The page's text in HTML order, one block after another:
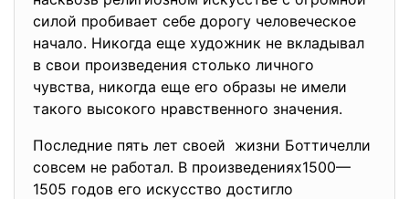
силой пробивает себе дорогу человеческое
начало. Никогда еще художник не вкладывал
в свои произведения столько личного
чувства, никогда еще его образы не имели
такого высокого нравственного значения.
Последние пять лет своей жизни Боттичелли
совсем не работал. В произведениях1500—
1505 годов его искусство достигло